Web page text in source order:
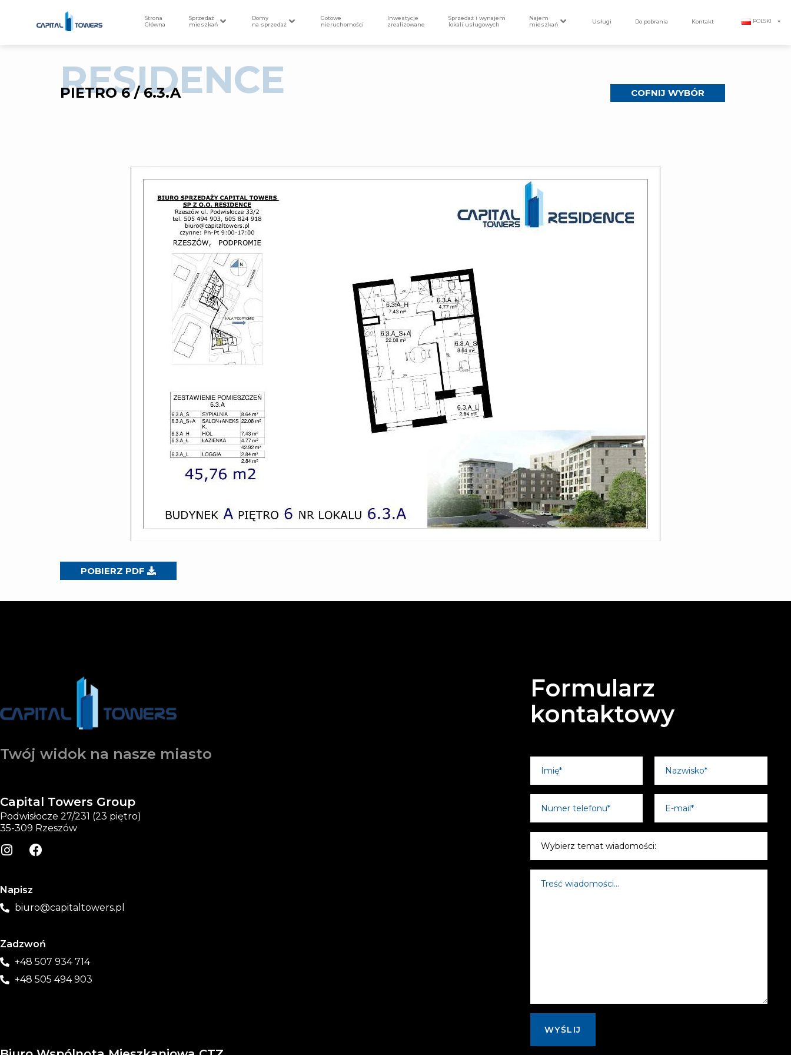
Strona
Główna
Sprzedaż
mieszkań
Domy
na sprzedaż
Gotowe
nieruchomości
Inwestycje
zrealizowane
Sprzedaż i wynajem
lokali usługowych
Najem
mieszkań
Usługi Do pobrania Kontakt POLSKI
RESIDENCE
PIETRO 6 / 6.3.A COFNIJ WYBÓR
POBIERZ PDF
Twój widok na nasze miasto
Capital Towers Group
Podwisłocze 27/231 (23 piętro)
35-309 Rzeszów
Napisz
biuro@capitaltowers.pl
Zadzwoń
+48 507 934 714
+48 505 494 903
Formularz
kontaktowy